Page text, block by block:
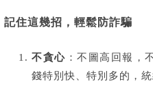
記住這幾招，輕鬆防詐騙
不貪心 ：不圖高回報，
錢特別快、特別多的，統